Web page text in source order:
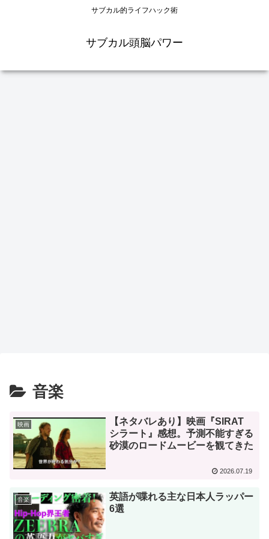
サブカル的ライフハック術
サブカル頭脳パワー
音楽
映画
【ネタバレあり】映画『SIRAT
シラート』感想。予測不能すぎる
砂漠のロードムービーを観てきた
2026.07.19
音楽
英語が喋れる主な日本人ラッパー
6選